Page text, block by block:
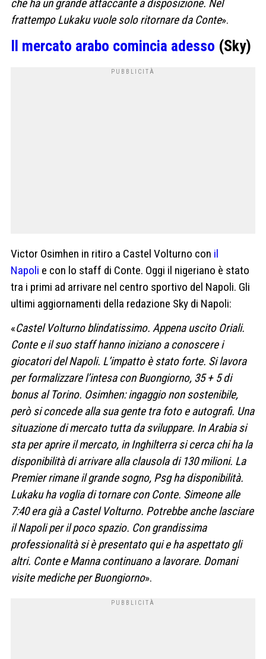
che ha un grande attaccante a disposizione. Nel
frattempo Lukaku vuole solo ritornare da Conte».
Il mercato arabo comincia adesso (Sky)
Victor Osimhen in ritiro a Castel Volturno con il
Napoli e con lo staff di Conte. Oggi il nigeriano è stato
tra i primi ad arrivare nel centro sportivo del Napoli. Gli
ultimi aggiornamenti della redazione Sky di Napoli:
«Castel Volturno blindatissimo. Appena uscito Oriali.
Conte e il suo staff hanno iniziano a conoscere i
giocatori del Napoli. L’impatto è stato forte. Si lavora
per formalizzare l’intesa con Buongiorno, 35 + 5 di
bonus al Torino. Osimhen: ingaggio non sostenibile,
però si concede alla sua gente tra foto e autografi. Una
situazione di mercato tutta da sviluppare. In Arabia si
sta per aprire il mercato, in Inghilterra si cerca chi ha la
disponibilità di arrivare alla clausola di 130 milioni. La
Premier rimane il grande sogno, Psg ha disponibilità.
Lukaku ha voglia di tornare con Conte. Simeone alle
7:40 era già a Castel Volturno. Potrebbe anche lasciare
il Napoli per il poco spazio. Con grandissima
professionalità si è presentato qui e ha aspettato gli
altri. Conte e Manna continuano a lavorare. Domani
visite mediche per Buongiorno».